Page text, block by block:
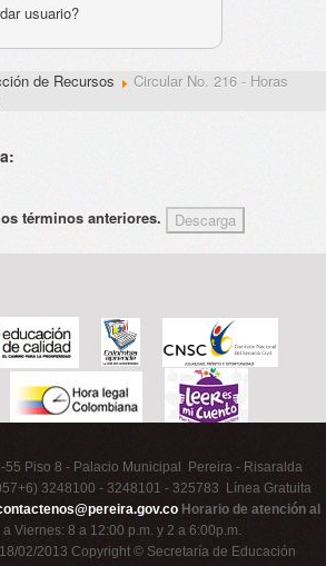
usuario?
de Recursos
Circular No. 216 - Horas
términos anteriores.
55 Piso 8 - Palacio Municipal Pereira - Risaralda
3248100 - 3248101 - 325783 Línea Gratuita
Horario de atención al
a Viernes: 8 a 12:00 p.m. y 2 a 6:00p.m.
18/02/2013 Copyright © Secretaría de Educación